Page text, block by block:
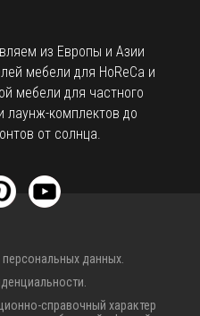
из Европы и Азии
мебели для HoReCa и
мебели для частного
лаунж-комплектов до
от солнца.
данных.
справочный характер